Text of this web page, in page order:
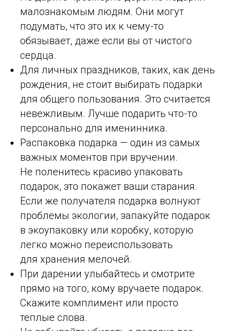
малознакомым людям. Они могут
подумать, что это их к чему-то
обязывает, даже если вы от чистого
сердца.
Для личных праздников, таких, как день
рождения, не стоит выбирать подарки
для общего пользования. Это считается
невежливым. Лучше подарить что-то
персонально для именинника.
Распаковка подарка — один из самых
важных моментов при вручении.
Не поленитесь красиво упаковать
подарок, это покажет ваши старания.
Если же получателя подарка волнуют
проблемы экологии, запакуйте подарок
в экоупаковку или коробку, которую
легко можно переиспользовать
для хранения мелочей.
При дарении улыбайтесь и смотрите
прямо на того, кому вручаете подарок.
Скажите комплимент или просто
теплые слова.